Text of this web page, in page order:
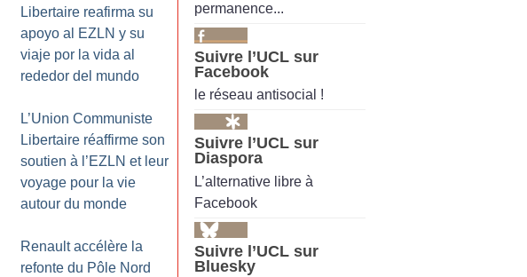
Libertaire reafirma su
apoyo al EZLN y su
viaje por la vida al
rededor del mundo
L’Union Communiste
Libertaire réaffirme son
soutien à l’EZLN et leur
voyage pour la vie
autour du monde
Renault accélère la
refonte du Pôle Nord
permanence...
Suivre l’UCL sur
Facebook
le réseau antisocial !
Suivre l’UCL sur
Diaspora
L’alternative libre à
Facebook
Suivre l’UCL sur
Bluesky